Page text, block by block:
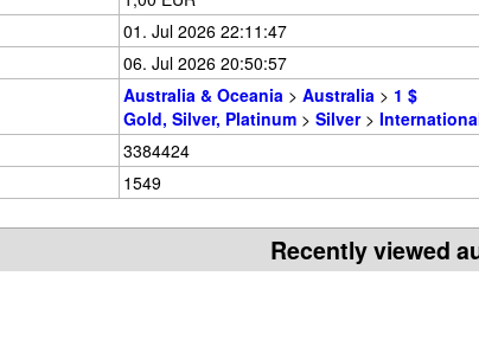
01. Jul 2026 22:11:47
06. Jul 2026 20:50:57
Australia & Oceania > Australia > 1 $
Gold, Silver, Platinum > Silver>
3384424
1549
Recently viewed